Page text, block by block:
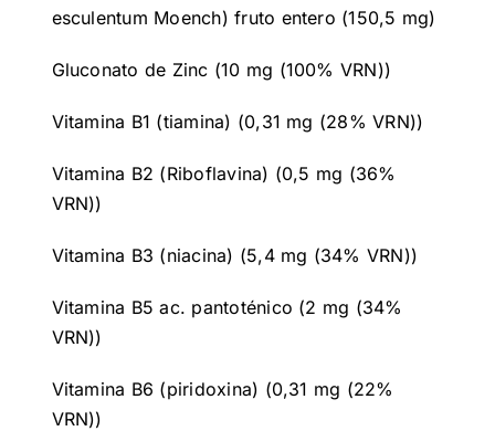
esculentum Moench) fruto entero (150,5 mg)
Gluconato de Zinc (10 mg (100% VRN))
Vitamina B1 (tiamina) (0,31 mg (28% VRN))
Vitamina B2 (Riboflavina) (0,5 mg (36%
VRN))
Vitamina B3 (niacina) (5,4 mg (34% VRN))
Vitamina B5 ac. pantoténico (2 mg (34%
VRN))
Vitamina B6 (piridoxina) (0,31 mg (22%
VRN))